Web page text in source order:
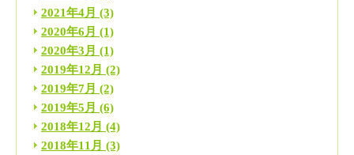
2021年4月 (3)
2020年6月 (1)
2020年3月 (1)
2019年12月 (2)
2019年7月 (2)
2019年5月 (6)
2018年12月 (4)
2018年11月 (3)